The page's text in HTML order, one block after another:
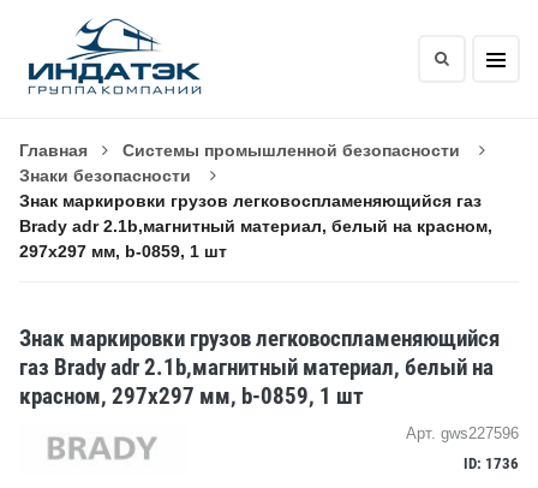
Главная
Системы промышленной безопасности
Знаки безопасности
Знак маркировки грузов легковоспламеняющийся газ
Brady adr 2.1b,магнитный материал, белый на красном,
297x297 мм, b-0859, 1 шт
Знак маркировки грузов легковоспламеняющийся
газ Brady adr 2.1b,магнитный материал, белый на
красном, 297x297 мм, b-0859, 1 шт
Арт. gws227596
ID: 1736